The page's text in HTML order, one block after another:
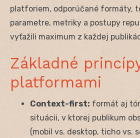
platforiem, odporúčané formáty,
parametre, metriky a postupy
vyťažili maximum z každej
Základné
platformami
Context-first: formát aj
situácii, v ktorej publikum
(mobil vs. desktop, ticho vs.